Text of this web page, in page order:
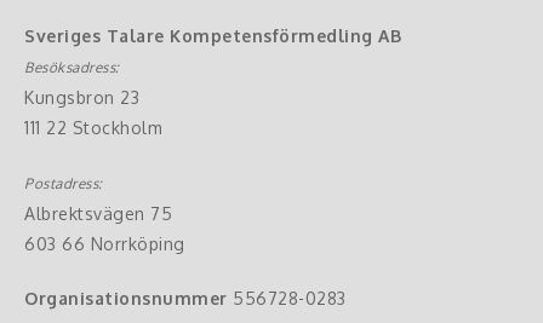
Sveriges Talare Kompetensförmedling AB
Besöksadress:
Kungsbron 23
111 22 Stockholm
Postadress:
Albrektsvägen 75
603 66 Norrköping
Organisationsnummer 556728-0283